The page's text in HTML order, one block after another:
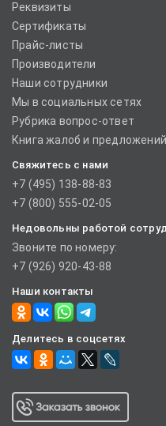
Реквизиты
Сертификаты
Прайс-листы
Производители
Наши сотрудники
Мы в социальных сетях
Рубрика вопрос-ответ
Книга жалоб и предложений
Свяжитесь с нами
+7 (495) 138-88-83
+7 (800) 555-02-05
Недовольны работой
Звоните по номеру:
+7 (926) 920-43-88
Наши контакты
Делитесь в соцсетях